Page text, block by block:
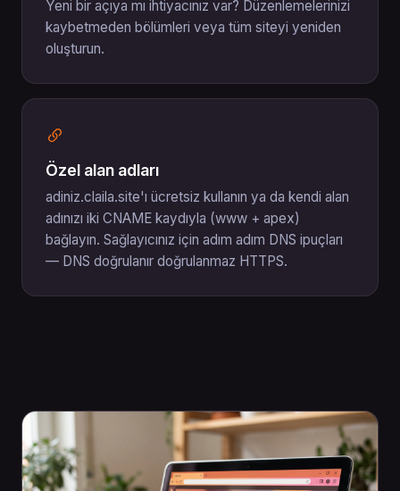
Yeni bir açıya mı ihtiyacınız var? Düzenlemelerinizi
kaybetmeden bölümleri veya tüm siteyi yeniden
oluşturun.
Özel alan adları
adiniz.claila.site'ı ücretsiz kullanın ya da kendi alan
adınızı iki CNAME kaydıyla (www + apex)
bağlayın. Sağlayıcınız için adım adım DNS ipuçları
— DNS doğrulanır doğrulanmaz HTTPS.